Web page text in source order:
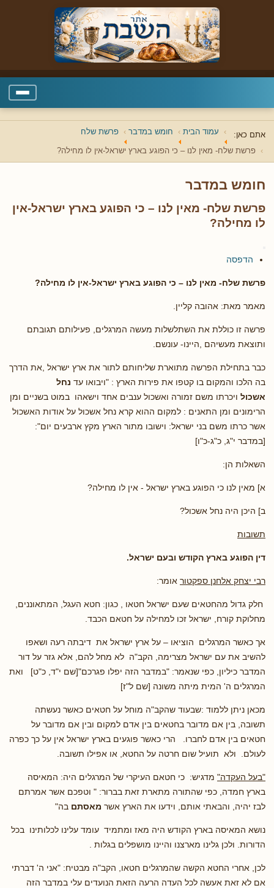
אתם כאן: עמוד הבית חומש במדבר פרשת שלח
פרשת שלח- מאין לנו – כי הפוגע בארץ ישראל-אין לו מחילה?
חומש במדבר
פרשת שלח- מאין לנו – כי הפוגע בארץ ישראל-אין
לו מחילה?
הדפסה
פרשת שלח- מאין לנו – כי הפוגע בארץ ישראל-אין לו מחילה?
מאמר מאת: אהובה קליין.
פרשה זו כוללת את השתלשלות מעשה המרגלים, פעילותם תגובתם
ותוצאת מעשיהם ,היינו- עונשם.
כבר בתחילת הפרשה מתוארת שליחותם לתור את ארץ ישראל ,את הדרך
בה הלכו והמקום בו קטפו את פירות הארץ : "ויבואו עד נחל
אשכול ויכרתו משם זמורה ואשכול ענבים אחד וישאהו במוט בשניים ומן
הרימונים ומן התאנים : למקום ההוא קרא נחל אשכול על אודות האשכול
אשר כרתו משם בני ישראל: וישובו מתור הארץ מקץ ארבעים יום":
[במדבר י"ג, כ"ג-כ"ו]
השאלות הן:
א] מאין לנו כי הפוגע בארץ ישראל - אין לו מחילה?
ב] היכן היה נחל אשכול?
תשובות
דין הפוגע בארץ הקודש ובעם ישראל.
רבי יצחק אלחנן ספקטור אומר:
חלק גדול מהחטאים שעם ישראל חטאו , כגון: חטא העגל, המתאוננים,
מחלוקת קורח, ישראל זכו למחילה על חטאם הכבד.
אך כאשר המרגלים הוציאו – על ארץ ישראל את דיבתה רעה ושאפו
להשיב את עם ישראל מצרימה, הקב"ה לא מחל להם, אלא גזר על דור
המדבר כיליון, כפי שנאמר: "במדבר הזה יפלו פגרכם"[שם י"ד, כ"ט] ואת
המרגלים ה' המית מיתה משונה [שם ל"ז]
מכאן ניתן ללמוד :שבעוד שהקב"ה מוחל על חטאים כאשר נעשתה
תשובה, בין אם מדובר בחטאים בין אדם למקום ובין אם מדובר על
חטאים בין אדם לחברו. הרי כאשר פוגעים בארץ ישראל אין על כך כפרה
לעולם. ולא תועיל שום חרטה על החטא, או אפילו תשובה.
"בעל העקדה" מדגיש: כי חטאם העיקרי של המרגלים היה: המאיסה
בארץ חמדה, כפי שהתורה מתארת זאת בברור: " וטפכם אשר אמרתם
לבז יהיה, והבאתי אותם, וידעו את הארץ אשר מאסתם בה"
נושא המאיסה בארץ הקודש היה מאז ומתמיד עומד עלינו לכלותינו בכל
הדורות. ולכן גלינו מארצנו והיינו מושפלים בגלות .
לכן, אחרי החטא הקשה שהמרגלים חטאו, הקב"ה מבטיח: "אני ה' דברתי
אם לא זאת אעשה לכל העדה הרעה הזאת הנועדים עלי במדבר הזה